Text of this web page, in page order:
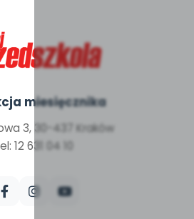
miesięcznika
3, 30-437 Kraków
12 631 04 10